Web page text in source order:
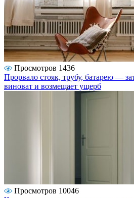
Просмотров 1436
Прорвало стояк, трубу, батарею —
виноват и возмещает ущерб
Просмотров 10046